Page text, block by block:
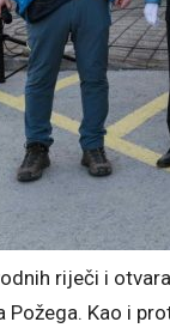
riječi i
Požega. Kao i